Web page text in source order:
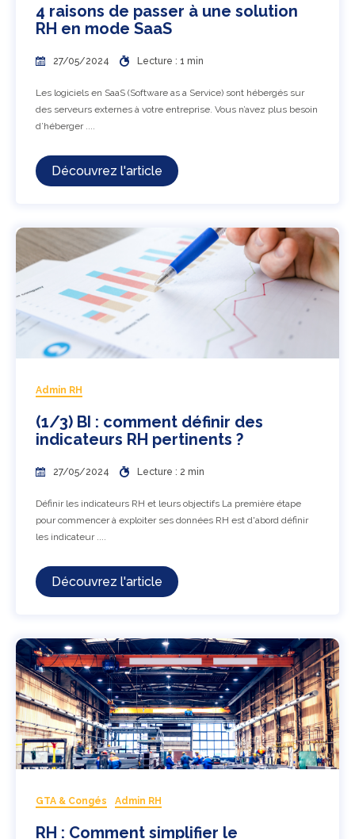
4 raisons de passer à une solution
RH en mode SaaS
27/05/2024 Lecture : 1 min
Les logiciels en SaaS (Software as a Service) sont hébergés sur
des serveurs externes à votre entreprise. Vous n’avez plus besoin
d’héberger ....
Découvrez l'article
Admin RH
(1/3) BI : comment définir des
indicateurs RH pertinents ?
27/05/2024 Lecture : 2 min
Définir les indicateurs RH et leurs objectifs La première étape
pour commencer à exploiter ses données RH est d'abord définir
les indicateur ....
Découvrez l'article
GTA & Congés Admin RH
RH : Comment simplifier le